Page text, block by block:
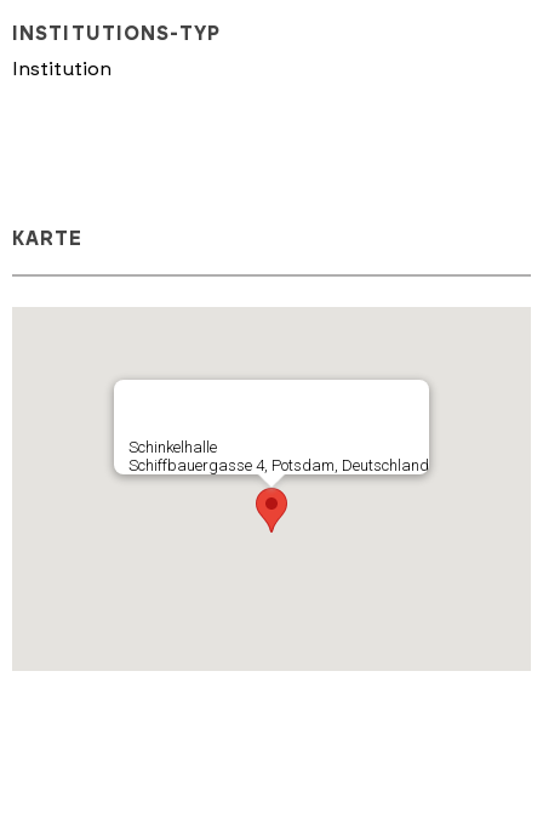
INSTITUTIONS-TYP
Institution
KARTE
Schinkelhalle
Schiffbauergasse 4, Potsdam, Deutschland